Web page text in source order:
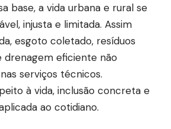
base, a vida urbana e rural se
injusta e limitada. Assim
esgoto coletado, resíduos
drenagem eficiente não
serviços técnicos.
à vida, inclusão concreta e
ao cotidiano.